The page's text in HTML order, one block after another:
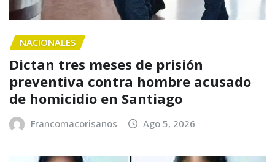
NACIONALES
Dictan tres meses de prisión
preventiva contra hombre acusado
de homicidio en Santiago
Francomacorisanos Ago 5, 2026